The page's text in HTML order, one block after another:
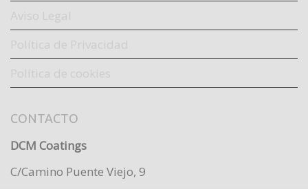
CONTACTO
DCM Coatings
C/Camino Puente Viejo, 9